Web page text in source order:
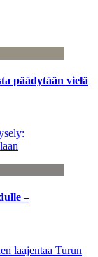
päädytään vielä
–
laajentaa Turun